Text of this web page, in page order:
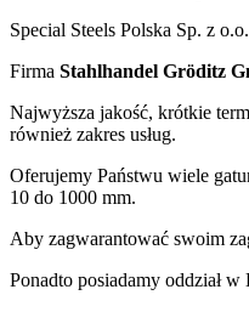
Special Steels Polska Sp. z
Firma Stahlhandel Gröditz
Najwyższa jakość, krótkie
również zakres usług.
Oferujemy Państwu wiele
10 do 1000 mm.
Aby zagwarantować swoim
Ponadto posiadamy oddział